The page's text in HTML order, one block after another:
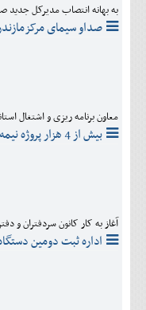
خانه
به بهانه انتصاب مدیرکل جدید
صداو سیمای
معاون برنامه ریزی و اشتغال
بیش از 4 هزار پروژه نیمه تمام در استان وجود دارد
آغاز به کار کانون سردفتران و
اداره ثبت دومین دستگاه پردرآمد